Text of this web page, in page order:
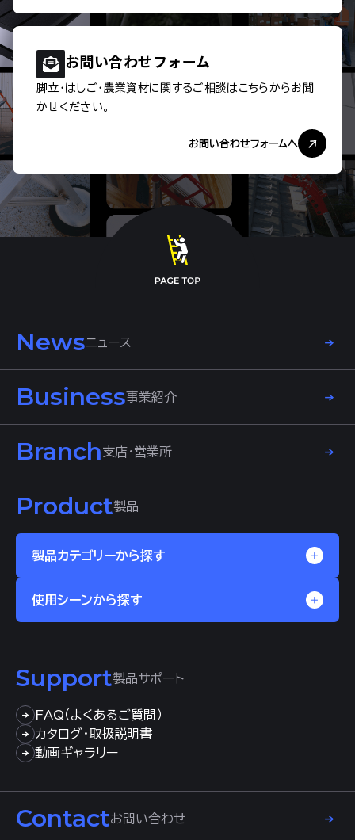
お問い合わせフォーム
脚立・はしご・農業資材に関するご相談は こちらからお聞
かせください。
お問い合わせフォームへ
Newsニュース
Business事業紹介
Branch支店・営業所
Product製品
製品カテゴリーから探す
使用シーンから探す
Support製品サポート
FAQ（よくあるご質問）
カタログ・取扱説明書
動画ギャラリー
Contactお問い合わせ